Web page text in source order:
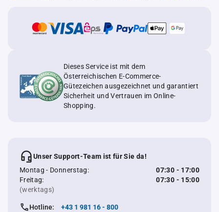
Dieses Service ist mit dem
Österreichischen E-Commerce-
Gütezeichen ausgezeichnet und garantiert
Sicherheit und Vertrauen im Online-
Shopping.
Unser Support-Team ist für Sie da!
Montag - Donnerstag:
07:30 - 17:00
Freitag:
07:30 - 15:00
(werktags)
Hotline: +43 1 981 16 - 800